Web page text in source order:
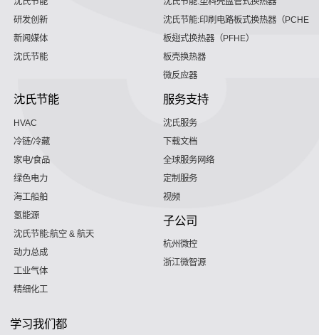
研发创新
新闻媒体
沈氏节能
沈氏节能:印刷电路板式换热器（PCHE）
板翅式换热器（PFHE）
板壳换热器
微反应器
沈氏节能
HVAC
冷链/冷藏
家电/食品
绿色电力
海工船舶
氢能源
沈氏节能:航空 & 航天
动力总成
工业气体
精细化工
服务支持
沈氏服务
下载文档
全球服务网络
定制服务
视频
子公司
杭州微控
浙江微智源
学习我们都